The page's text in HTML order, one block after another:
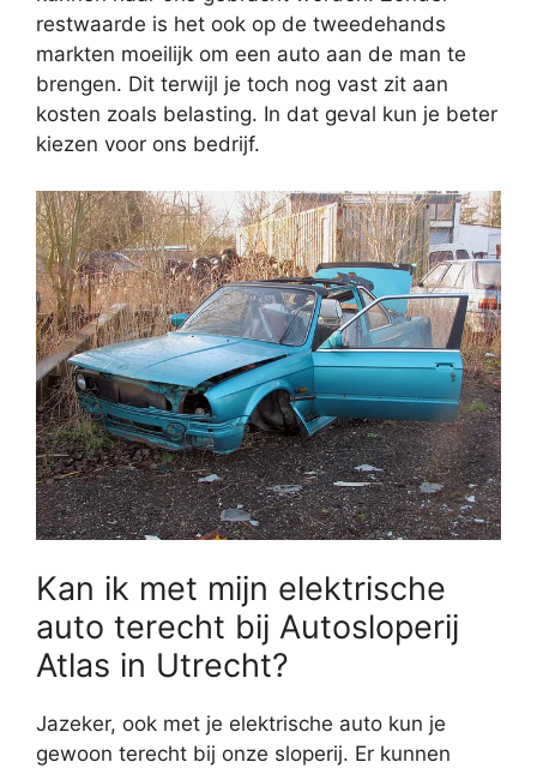
restwaarde is het ook op de tweedehands
markten moeilijk om een auto aan de man te
brengen. Dit terwijl je toch nog vast zit aan
kosten zoals belasting. In dat geval kun je beter
kiezen voor ons bedrijf.
Kan ik met mijn elektrische
auto terecht bij Autosloperij
Atlas in Utrecht?
Jazeker, ook met je elektrische auto kun je
gewoon terecht bij onze sloperij. Er kunnen